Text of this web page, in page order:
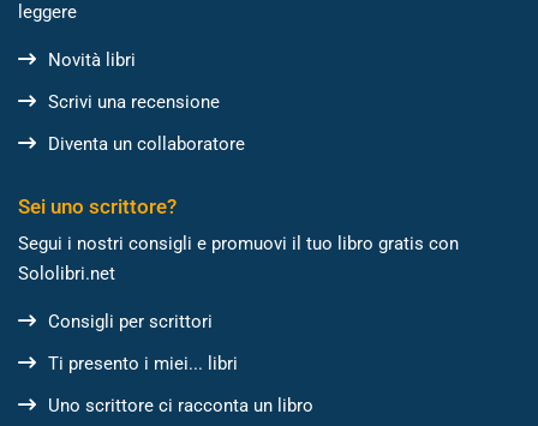
leggere
Novità libri
Scrivi una recensione
Diventa un collaboratore
Sei uno scrittore?
Segui i nostri consigli e promuovi il tuo libro gratis con
Sololibri.net
Consigli per scrittori
Ti presento i miei... libri
Uno scrittore ci racconta un libro